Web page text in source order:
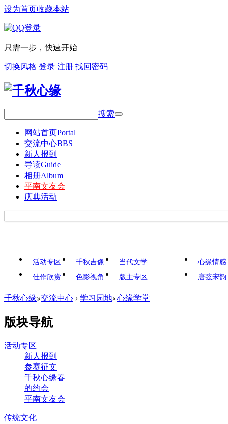
设为首页收藏本站
只需一步，快速开始
切换风格 登录 注册 找回密码
搜索
网站首页Portal
交流中心BBS
新人报到
导读Guide
相册Album
平南文友会
庆典活动
活动专区 千秋吉像
当代文学
佳作欣赏
色影视角 版主专区
心缘情感
唐弦宋韵
千秋心缘»交流中心 › 学习园地› 心缘学堂
版块导航
活动专区
新人报到
参赛征文
千秋心缘春
的约会
平南文友会
传统文化